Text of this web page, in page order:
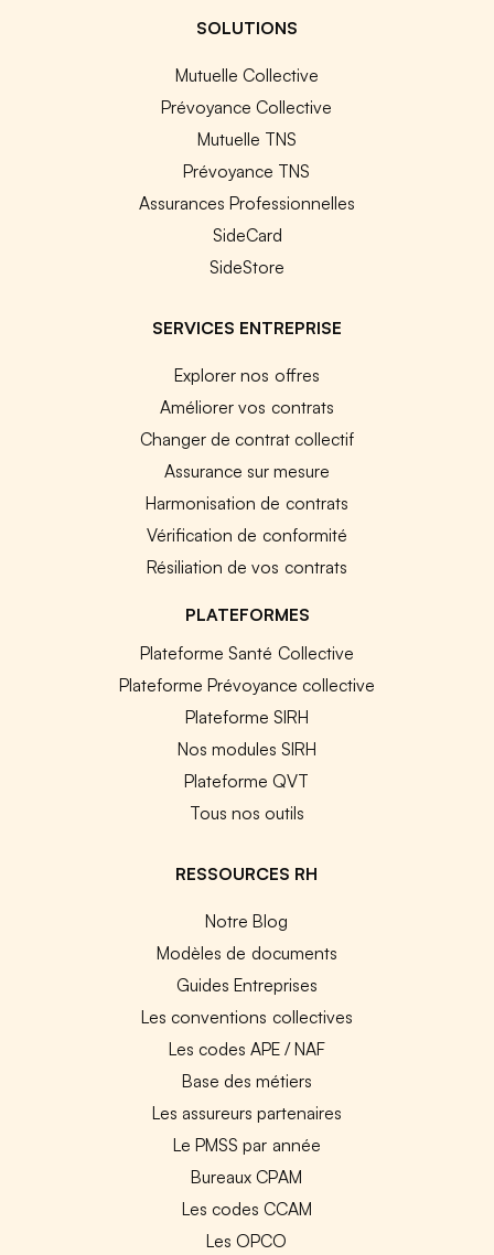
SOLUTIONS
Mutuelle Collective
Prévoyance Collective
Mutuelle TNS
Prévoyance TNS
Assurances Professionnelles
SideCard
SideStore
SERVICES ENTREPRISE
Explorer nos offres
Améliorer vos contrats
Changer de contrat collectif
Assurance sur mesure
Harmonisation de contrats
Vérification de conformité
Résiliation de vos contrats
PLATEFORMES
Plateforme Santé Collective
Plateforme Prévoyance collective
Plateforme SIRH
Nos modules SIRH
Plateforme QVT
Tous nos outils
RESSOURCES RH
Notre Blog
Modèles de documents
Guides Entreprises
Les conventions collectives
Les codes APE / NAF
Base des métiers
Les assureurs partenaires
Le PMSS par année
Bureaux CPAM
Les codes CCAM
Les OPCO